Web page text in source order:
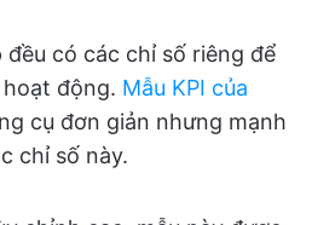
có các chỉ số riêng để
hoạt động. Mẫu KPI của
cụ đơn giản nhưng mạnh
chỉ số này.